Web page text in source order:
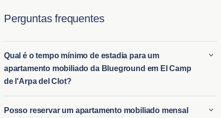
Perguntas frequentes
Qual é o tempo mínimo de estadia para um
apartamento mobiliado da Blueground em El Camp
de l'Arpa del Clot?
Blueground em El Camp de l'Arpa del Clot é geralmente de 2
Posso reservar um apartamento mobiliado mensal